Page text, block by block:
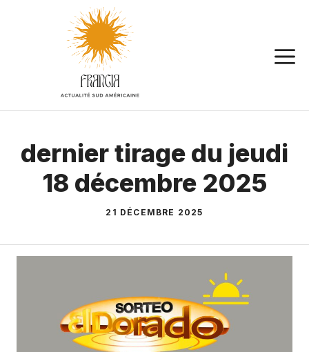
dernier tirage du jeudi
18 décembre 2025
21 DÉCEMBRE 2025